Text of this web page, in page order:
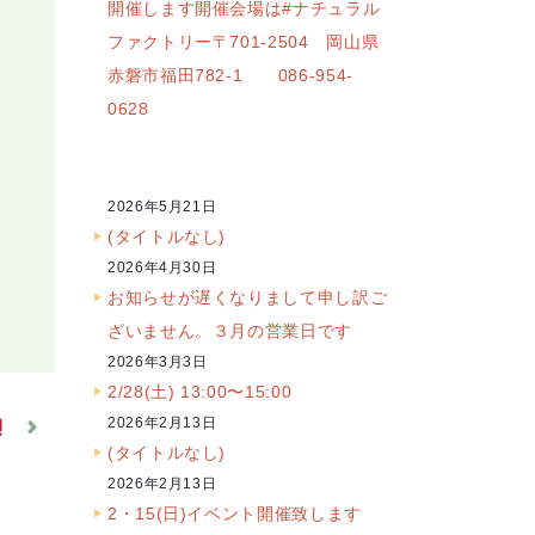
開催します開催会場は#ナチュラル
ファクトリー〒701-2504 岡山県
赤磐市福田782-1 086-954-
0628
2026年5月21日
(タイトルなし)
2026年4月30日
お知らせが遅くなりまして申し訳ご
ざいません。３月の営業日です
2026年3月3日
2/28(土) 13:00〜15:00
2026年2月13日
(タイトルなし)
2026年2月13日
2・15(日)イベント開催致します